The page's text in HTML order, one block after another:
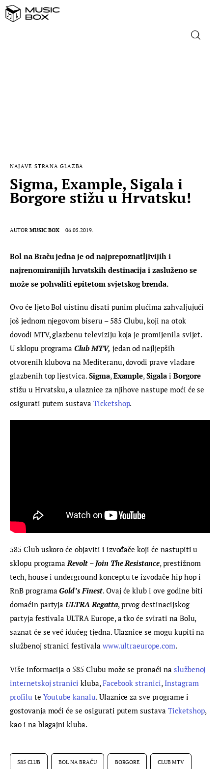
MUSIC BOX
NAJAVE STRANA GLAZBA
Sigma, Example, Sigala i
Borgore stižu u Hrvatsku!
AUTOR MUSIC BOX 06.05.2019.
Bol na Braču jedna je od najprepoznatljivijih i
najrenomiranijih hrvatskih destinacija i zasluženo se
može se pohvaliti epitetom svjetskog brenda.
Ovo će ljeto Bol uistinu disati punim plućima zahvaljujući
još jednom njegovom biseru – 585 Clubu, koji na otok
dovodi MTV, glazbenu televiziju koja je promijenila svijet.
U sklopu programa Club MTV, jedan od najljepših
otvorenih klubova na Mediteranu, dovodi prave vladare
glazbenih top ljestvica. Sigma, Example, Sigala i Borgore
stižu u Hrvatsku, a ulaznice za njihove nastupe moći će se
osigurati putem sustava Ticketshop.
585 Club uskoro će objaviti i izvođače koji će nastupiti u
sklopu programa Revolt – Join The Resistance, prestižnom
tech, house i underground konceptu te izvođače hip hop i
RnB programa Gold’s Finest. Ovaj će klub i ove godine biti
domaćin partyja ULTRA Regatta, prvog destinacijskog
partyja festivala ULTRA Europe, a tko će svirati na Bolu,
saznat će se već idućeg tjedna. Ulaznice se mogu kupiti na
službenoj stranici festivala www.ultraeurope.com.
Više informacija o 585 Clubu može se pronaći na službenoj
internetskoj stranici kluba, Facebook stranici, Instagram
profilu te Youtube kanalu. Ulaznice za sve programe i
gostovanja moći će se osigurati putem sustava Ticketshop,
kao i na blagajni kluba.
585 CLUB BOL NA BRAČU BORGORE CLUB MTV